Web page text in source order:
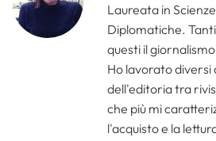
Laureata in
Diplomatiche.
questi il
Ho lavorato diversi
dell'editoria tra
che più mi
l'acquisto e la